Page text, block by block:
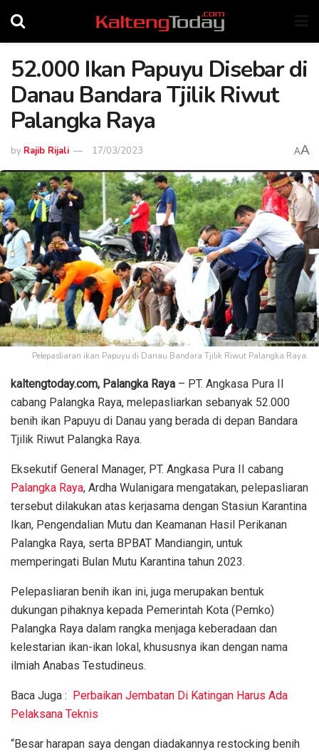
52.000 Ikan Papuyu Disebar di
Danau Bandara Tjilik Riwut
Palangka Raya
by Rajib Rijali 17/03/2023 AA
Pelepasliaran ikan Papuyu di Danau Bandara Tjilik Riwut Palangka Raya.
kaltengtoday.com, Palangka Raya – PT. Angkasa Pura II
cabang Palangka Raya, melepasliarkan sebanyak 52.000
benih ikan Papuyu di Danau yang berada di depan Bandara
Tjilik Riwut Palangka Raya.
Eksekutif General Manager, PT. Angkasa Pura II cabang
Palangka Raya, Ardha Wulanigara mengatakan, pelepasliaran
tersebut dilakukan atas kerjasama dengan Stasiun Karantina
Ikan, Pengendalian Mutu dan Keamanan Hasil Perikanan
Palangka Raya, serta BPBAT Mandiangin, untuk
memperingati Bulan Mutu Karantina tahun 2023.
Pelepasliaran benih ikan ini, juga merupakan bentuk
dukungan pihaknya kepada Pemerintah Kota (Pemko)
Palangka Raya dalam rangka menjaga keberadaan dan
kelestarian ikan-ikan lokal, khususnya ikan dengan nama
ilmiah Anabas Testudineus.
Baca Juga : Perbaikan Jembatan Di Katingan Harus Ada
Pelaksana Teknis
“Besar harapan saya dengan diadakannya restocking benih